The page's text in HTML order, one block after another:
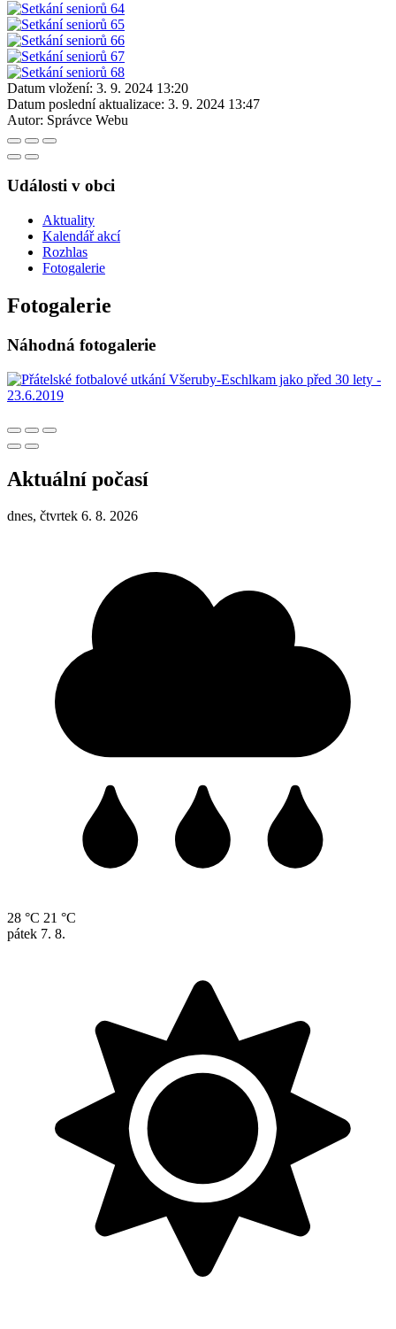
Datum vložení: 3. 9. 2024 13:20
Datum poslední aktualizace: 3. 9. 2024 13:47
Autor: Správce Webu
Události v obci
Aktuality
Kalendář akcí
Rozhlas
Fotogalerie
Fotogalerie
Náhodná fotogalerie
Aktuální počasí
dnes, čtvrtek 6. 8. 2026
28 °C 21 °C
pátek 7. 8.